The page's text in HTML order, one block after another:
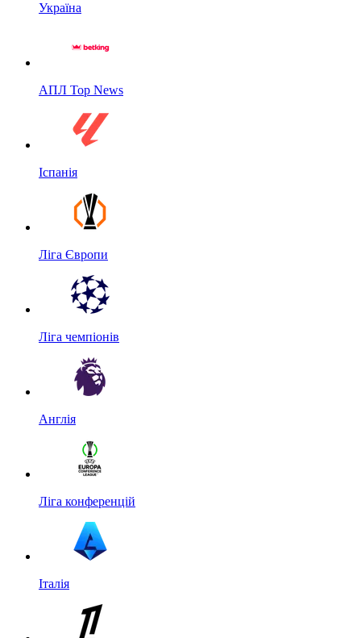
Україна
АПЛ Top News
Іспанія
Ліга Європи
Ліга чемпіонів
Англія
Ліга конференцій
Італія